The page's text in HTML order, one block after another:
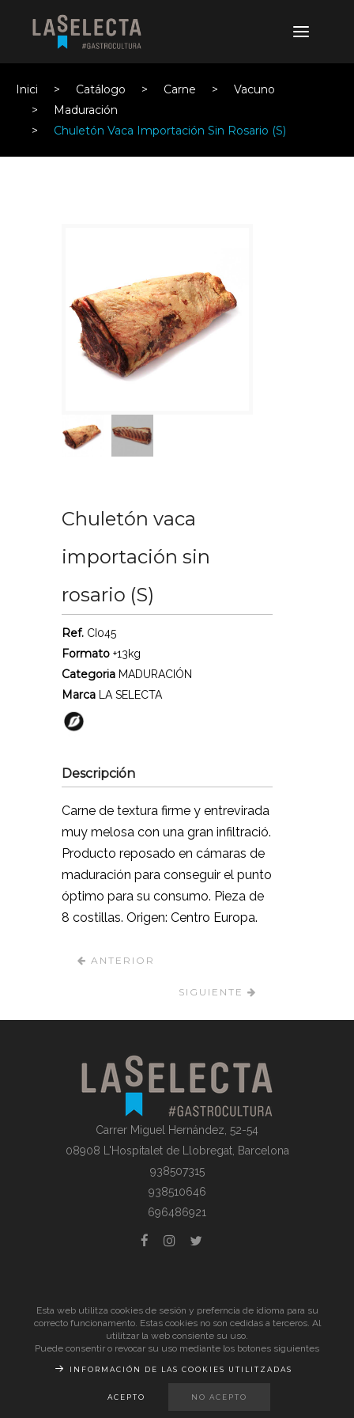
Inici Catálogo Carne
Vacuno
Maduración
Chuletón Vaca Importación Sin Rosario (S)
Chuletón vaca
importación sin
rosario (S)
Ref. CI045
Formato+13kg
Categoria MADURACIÓN
Marca LA SELECTA
Descripción
Carne de textura firme y entrevirada
muy melosa con una gran infiltració.
Producto reposado en cámaras de
maduración para conseguir el punto
óptimo para su consumo. Pieza de
8 costillas. Origen: Centro Europa.
ANTERIOR
SIGUIENTE
Carrer Miguel Hernández, 52-54
08908 L'Hospitalet de Llobregat, Barcelona
938507315
938510646
696486921
reservados
Esta web utilitza cookies de sesión y preferncia de idioma para su
correcto funcionamento. Estas cookies no son cedidas a terceros. Al
utilitzar la web consiente su uso.
Puede consentir o revocar su uso mediante los botones siguientes
INFORMACIÓN DE LAS COOKIES UTILITZADAS
ACEPTO NO ACEPTO